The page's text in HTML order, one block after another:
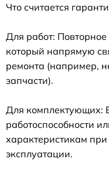
Что считается
Для работ:
который напрямую
ремонта (например,
запчасти).
Для комплектующих:
работоспособности
характеристикам
эксплуатации.